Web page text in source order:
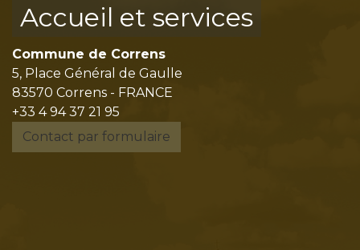
Accueil et services
Commune de Correns
5, Place Général de Gaulle
83570 Correns - FRANCE
+33 4 94 37 21 95
Contact par formulaire